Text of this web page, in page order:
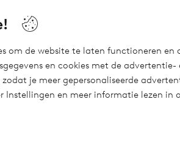
om de website te laten functioneren
en cookies met de
je meer gepersonaliseerde
Instellingen en meer informatie lezen in